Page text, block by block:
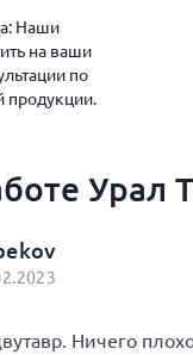
Наши
на ваши
по
продукции.
Урал
Ничего